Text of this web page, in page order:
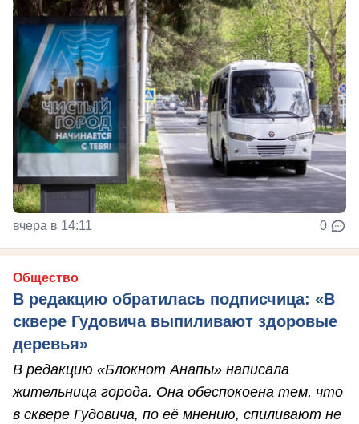
вчера в 14:11 0
Общество
В редакцию обратилась подписчица: «В
сквере Гудовича выпиливают здоровые
деревья»
В редакцию «Блокнот Анапы» написала
жительница города. Она обеспокоена тем, что
в сквере Гудовича, по её мнению, спиливают не